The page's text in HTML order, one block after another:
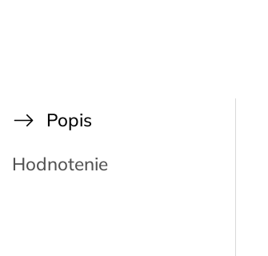
Popis
Hodnotenie